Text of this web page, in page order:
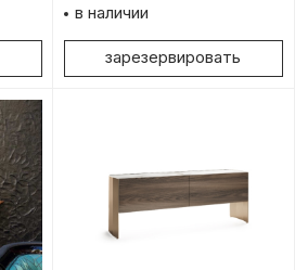
в наличии
зарезервировать